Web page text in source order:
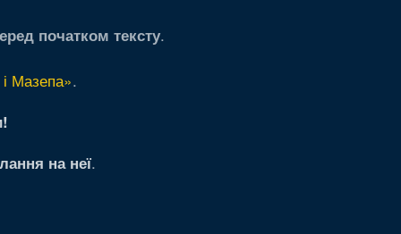
початком тексту.
Мазепа».
на неї.